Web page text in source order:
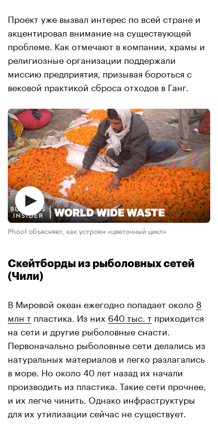
Проект уже вызвал интерес по всей стране и
акцентировал внимание на существующей
проблеме. Как отмечают в компании, храмы и
религиозные организации поддержали
миссию предприятия, призывая бороться с
вековой практикой сброса отходов в Ганг.
Phool объясняет, как устроен «цветочный цикл»
Скейтборды из рыболовных сетей
(Чили)
В Мировой океан ежегодно попадает около 8
млн т пластика. Из них 640 тыс. т приходится
на сети и другие рыболовные снасти.
Первоначально рыболовные сети делались из
натуральных материалов и легко разлагались
в море. Но около 40 лет назад их начали
производить из пластика. Такие сети прочнее,
и их легче чинить. Однако инфраструктуры
для их утилизации сейчас не существует.